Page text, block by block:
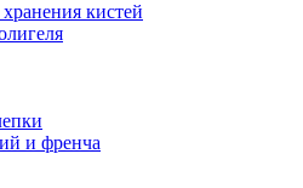
кистей
и френча